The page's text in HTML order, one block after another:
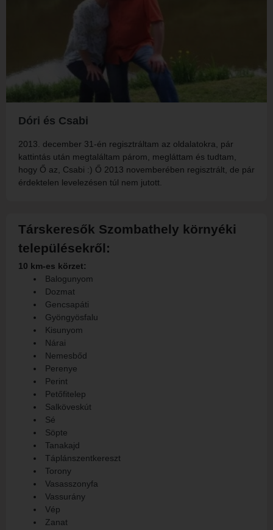
Dóri és Csabi
2013. december 31-én regisztráltam az oldalatokra, pár
kattintás után megtaláltam párom, megláttam és tudtam,
hogy Ő az, Csabi :) Ő 2013 novemberében regisztrált, de pár
érdektelen levelezésen túl nem jutott.
Társkeresők Szombathely környéki
településekről:
10 km-es körzet:
Balogunyom
Dozmat
Gencsapáti
Gyöngyösfalu
Kisunyom
Nárai
Nemesbőd
Perenye
Perint
Petőfitelep
Salköveskút
Sé
Söpte
Tanakajd
Táplánszentkereszt
Torony
Vasasszonyfa
Vassurány
Vép
Zanat